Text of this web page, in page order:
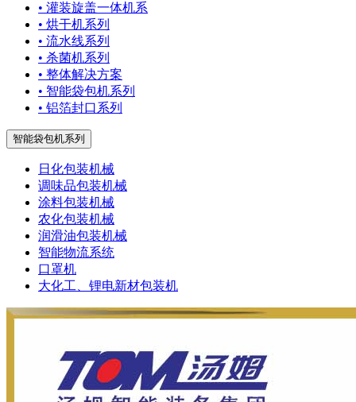
• 灌装旋盖一体机系
• 烘干机系列
• 流水线系列
• 杀菌机系列
• 整体解决方案
• 智能袋包机系列
• 铝箔封口系列
智能袋包机系列
日化包装机械
调味品包装机械
涂料包装机械
农化包装机械
润滑油包装机械
智能物流系统
口罩机
大化工、锂电新材包装机